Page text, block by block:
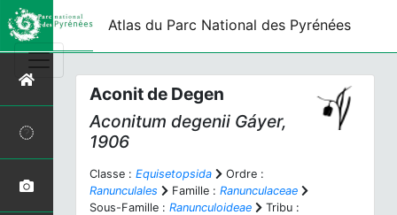
Atlas du Parc National des Pyrénées
Aconit de Degen
Aconitum degenii Gáyer,
1906
Classe : Equisetopsida
Ordre :
Ranunculales
Famille : Ranunculaceae
Sous-Famille : Ranunculoideae
Tribu :